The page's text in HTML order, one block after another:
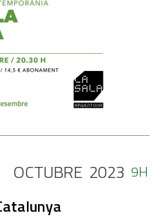
OCTUBRE 2023 9H